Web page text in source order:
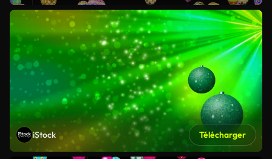
iStock Télécharger